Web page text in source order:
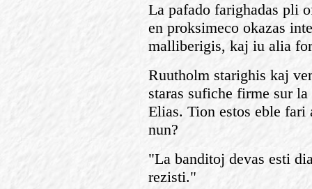
La pafado farighadas pli
en proksimeco okazas
malliberigis, kaj iu alia
Ruutholm starighis kaj
staras sufiche firme sur
Elias. Tion estos eble
nun?
"La banditoj devas esti
rezisti."